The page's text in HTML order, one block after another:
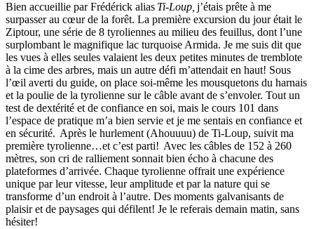
Bien accueillie par Frédérick alias Ti-Loup, j’étais prête à me
surpasser au cœur de la forêt. La première excursion du jour était le
Ziptour, une série de 8 tyroliennes au milieu des feuillus, dont l’une
surplombant le magnifique lac turquoise Armida. Je me suis dit que
les vues à elles seules valaient les deux petites minutes de tremblote
à la cime des arbres, mais un autre défi m’attendait en haut! Sous
l’œil averti du guide, on place soi-même les mousquetons du harnais
et la poulie de la tyrolienne sur le câble avant de s’envoler. Tout un
test de dextérité et de confiance en soi, mais le cours 101 dans
l’espace de pratique m’a bien servie et je me sentais en confiance et
en sécurité. Après le hurlement (Ahouuuu) de Ti-Loup, suivit ma
première tyrolienne…et c’est parti! Avec les câbles de 152 à 260
mètres, son cri de ralliement sonnait bien écho à chacune des
plateformes d’arrivée. Chaque tyrolienne offrait une expérience
unique par leur vitesse, leur amplitude et par la nature qui se
transforme d’un endroit à l’autre. Des moments galvanisants de
plaisir et de paysages qui défilent! Je le referais demain matin, sans
hésiter!